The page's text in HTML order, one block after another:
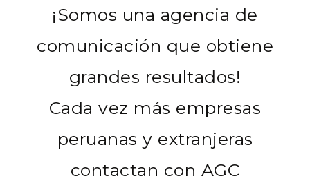
¡Somos una agencia de
comunicación que obtiene
grandes resultados!
Cada vez más empresas
peruanas y extranjeras
contactan con AGC